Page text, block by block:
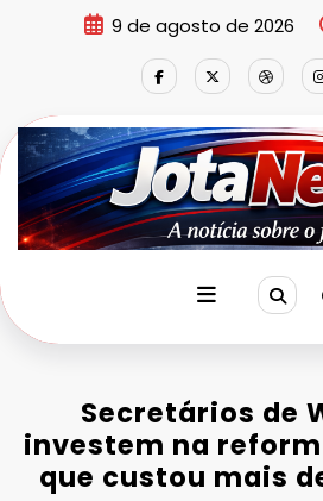
9 de agosto de 2026
Secretários de
investem na
que custou mais